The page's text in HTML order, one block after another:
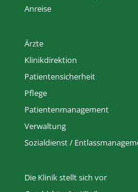
Anreise
Ärzte
Klinikdirektion
Patientensicherheit
Pflege
Patientenmanagement
Verwaltung
Sozialdienst /
Die Klinik stellt sich vor